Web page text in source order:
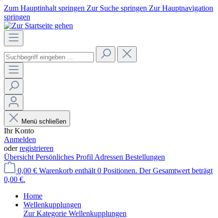
Zum Hauptinhalt springen Zur Suche springen Zur Hauptnavigation
springen
Menü schließen
Ihr Konto
Anmelden
oderregistrieren
Übersicht Persönliches Profil Adressen Bestellungen
0,00 € Warenkorb enthält 0 Positionen. Der Gesamtwert beträgt
0,00 €.
Home
Wellenkupplungen
Zur Kategorie Wellenkupplungen